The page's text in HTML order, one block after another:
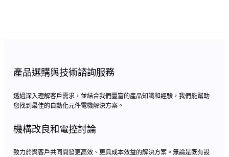
產品選購與技術諮詢服務
透過深入理解客戶需求，並結合我們豐富的產品知識和經驗，我們能幫助
您找到最佳的自動化元件電機解決方案。
機構改良和電控討論
致力於與客戶共同開發更高效、更具成本效益的解決方案。無論是既有設